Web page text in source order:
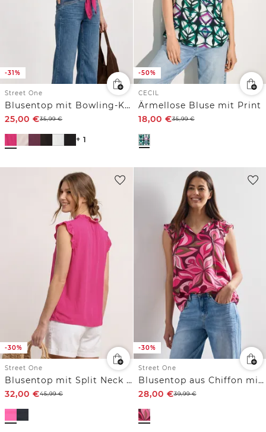
-31%
Street One
Blusentop mit Bowling-Kragen und Knoten
25,00 €35,99€
+ 1
-50%
CECIL
Ärmellose Bluse mit Print
18,00 €35,99€
-30%
Street One
Blusentop mit Split Neck und Rüschen
32,00 €45,99€
-30%
Street One
Blusentop aus Chiffon mit Split Neck
28,00 €39,99€